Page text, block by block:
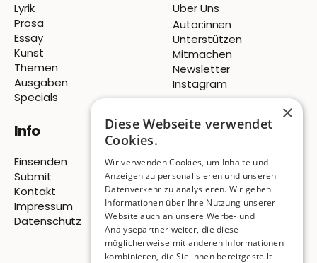
Lyrik
Prosa
Essay
Kunst
Themen
Ausgaben
Specials
Über Uns
Autor:innen
Unterstützen
Mitmachen
Newsletter
Instagram
Info
Einsenden
Submit
Kontakt
Impressum
Datenschutz
© 2026 Pigeon Publishing
×
Diese Webseite verwendet
Cookies.
Wir verwenden Cookies, um Inhalte und
Anzeigen zu personalisieren und unseren
Datenverkehr zu analysieren. Wir geben
Informationen über Ihre Nutzung unserer
Website auch an unsere Werbe- und
Analysepartner weiter, die diese
möglicherweise mit anderen Informationen
kombinieren, die Sie ihnen bereitgestellt